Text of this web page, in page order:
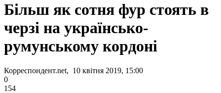
Більш як сотня фур стоять в
черзі на українсько-
румунському кордоні
Корреспондент.net, 10 квітня 2019, 15:00
0
154